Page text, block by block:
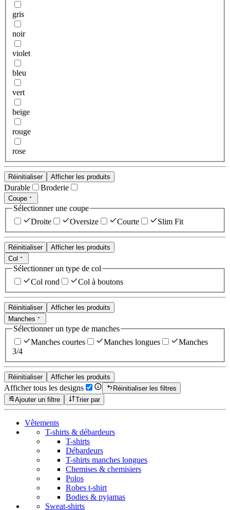
gris
noir
violet
bleu
vert
beige
rouge
rose
Réinitialiser Afficher les produits
Durable Broderie
Coupe
Sélectionner une coupe
Droite
Oversize Courte Slim Fit
Réinitialiser
Afficher les produits
Col
Sélectionner un type de col
Col rond
Col à boutons
Réinitialiser
Afficher les produits
Manches
Sélectionner un type de manches
Manches courtes
Manches longues
Manches
3/4
Réinitialiser Afficher les produits
Afficher tous les designs
Réinitialiser les filtres
Ajouter un filtre
Trier par
Vêtements
T-shirts & débardeurs
T-shirts
Débardeurs
T-shirts manches longues
Chemises & chemisiers
Polos
Robes t-shirt
Bodies & pyjamas
Sweat-shirts